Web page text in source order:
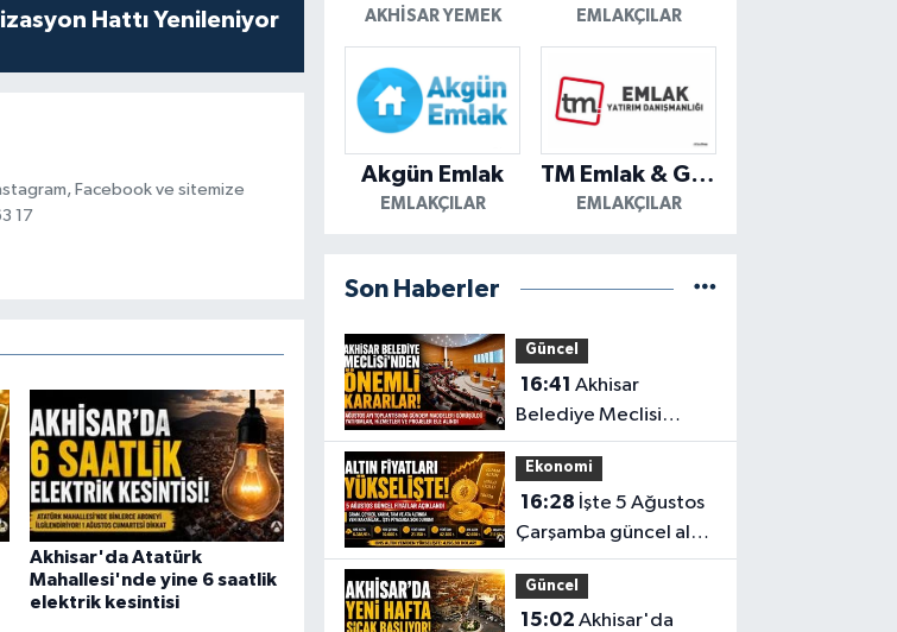
Hattı Yenileniyor
Facebook ve sitemize
17
Akhisar'da Atatürk
Mahallesi'nde yine 6 saatlik
elektrik kesintisi
AKHISAR YEMEK EMLAKÇILAR
Akgün Emlak
EMLAKÇILAR
TM Emlak & Gayrimenkul
EMLAKÇILAR
Son Haberler
Güncel
16:41 Akhisar
Belediye Meclisi
Ağustos ayı
toplantısını
gerçekleştirdi
Ekonomi
16:28
Çarşamba güncel altın
fiyatları
Güncel
15:02 Akhisar'da